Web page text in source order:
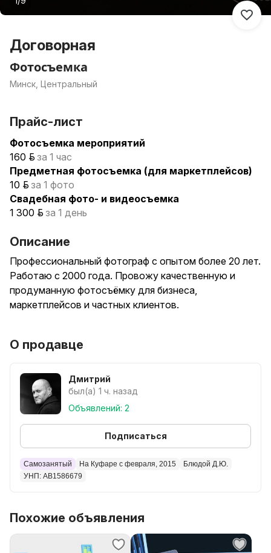
Договорная
Фотосъемка
Минск, Центральный
Прайс-лист
Фотосъемка мероприятий
160 р. за 1 час
Предметная фотосъемка (для маркетплейсов)
10 р. за 1 фото
Свадебная фото- и видеосъемка
1 300 р. за 1 день
Описание
Профессиональный фотограф с опытом более 20 лет.
Работаю с 2000 года. Провожу качественную и
продуманную фотосъёмку для бизнеса,
маркетплейсов и частных клиентов.
ресторанов, кафе, служб доставки, кулинарных
брендов. Аппетитные и продающие кадры.
Фотосъёмка напитков — алкоголь, коктейли,
бутылки, стекло, лед, капли. Эффектные
изображения для баров, брендов, упаковки и
рекламы.
ТЗ, съёмка на белом фоне, создание инфографики,
съёмка упаковки и деталей.
О продавце
Дмитрий
был(а) 1 ч. назад
Объявлений: 2
Подписаться
Самозанятый На Куфаре с февраля, 2015
Блюдой Д.Ю.
УНП: AB1586679
Похожие объявления